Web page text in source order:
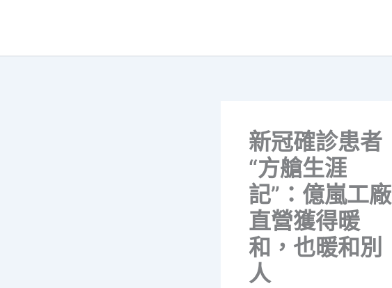
新冠確診患者
“方艙生涯
記”：億嵐工廠
直營獲得暖
和，也暖和別
人